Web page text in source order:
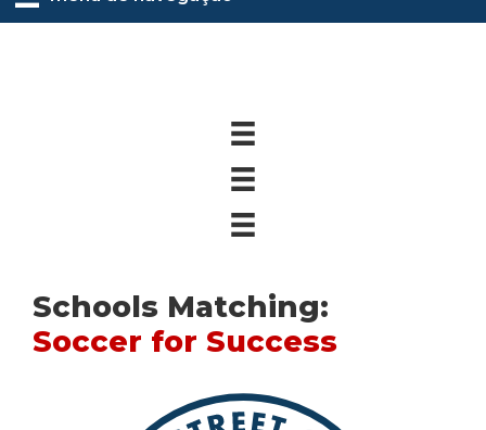
Schools Matching:
Soccer for Success